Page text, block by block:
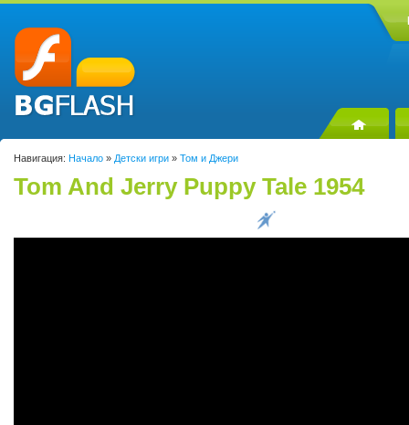
Навигация: Начало » Детски игри » Том и Джери
Tom And Jerry Puppy Tale 1954